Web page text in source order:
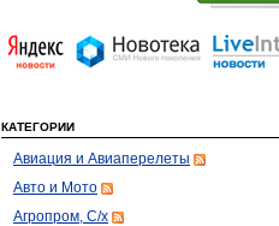
КАТЕГОРИИ
Авиация и Авиаперелеты
Авто и Мото
Агропром, С/х